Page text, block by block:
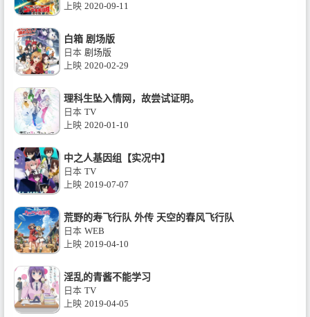
上映 2020-09-11
白箱 剧场版
日本 剧场版
上映 2020-02-29
理科生坠入情网，故尝试证明。
日本 TV
上映 2020-01-10
中之人基因组【实况中】
日本 TV
上映 2019-07-07
荒野的寿飞行队 外传 天空的春风飞行队
日本 WEB
上映 2019-04-10
淫乱的青酱不能学习
日本 TV
上映 2019-04-05